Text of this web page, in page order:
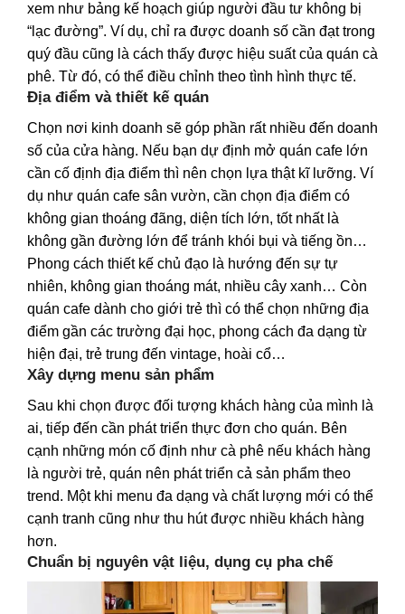
xem như bảng kế hoạch giúp người đầu tư không bị
“lạc đường”. Ví dụ, chỉ ra được doanh số cần đạt trong
quý đầu cũng là cách thấy được hiệu suất của quán cà
phê. Từ đó, có thể điều chỉnh theo tình hình thực tế.
Địa điểm và thiết kế quán
Chọn nơi kinh doanh sẽ góp phần rất nhiều đến doanh
số của cửa hàng. Nếu bạn dự định mở quán cafe lớn
cần cố định địa điểm thì nên chọn lựa thật kĩ lưỡng. Ví
dụ như quán cafe sân vườn, cần chọn địa điểm có
không gian thoáng đãng, diện tích lớn, tốt nhất là
không gần đường lớn để tránh khói bụi và tiếng ồn…
Phong cách thiết kế chủ đạo là hướng đến sự tự
nhiên, không gian thoáng mát, nhiều cây xanh… Còn
quán cafe dành cho giới trẻ thì có thể chọn những địa
điểm gần các trường đại học, phong cách đa dạng từ
hiện đại, trẻ trung đến vintage, hoài cổ…
Xây dựng menu sản phẩm
Sau khi chọn được đối tượng khách hàng của mình là
ai, tiếp đến cần phát triển thực đơn cho quán. Bên
cạnh những món cố định như cà phê nếu khách hàng
là người trẻ, quán nên phát triển cả sản phẩm theo
trend. Một khi menu đa dạng và chất lượng mới có thể
cạnh tranh cũng như thu hút được nhiều khách hàng
hơn.
Chuẩn bị nguyên vật liệu, dụng cụ pha chế